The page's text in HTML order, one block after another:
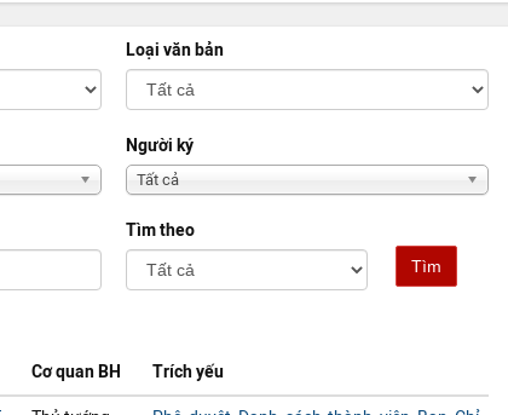
Loại văn bản
Người ký
Tất cả
Tìm
Tìm theo
Cơ quan BH Trích yếu